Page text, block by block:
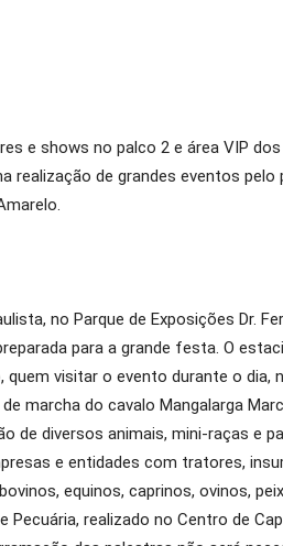
e shows no palco 2 e área VIP
de grandes eventos
no Parque de Exposições Dr.
para a grande festa. O
visitar o evento durante o dia,
marcha do cavalo Mangalarga
de diversos animais, mini-raças e
e entidades com tratores,
equinos, caprinos, ovinos,
realizado no Centro de